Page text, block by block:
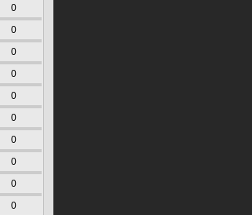
0
0
0
0
0
0
0
0
0
0